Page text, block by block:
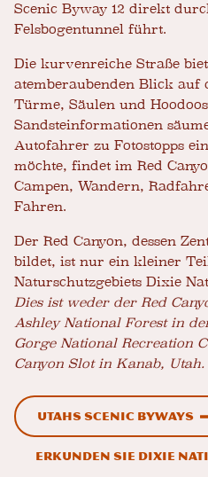
Scenic Byway 12 direkt
Felsbogentunnel führt.
Die kurvenreiche Straße
atemberaubenden Blick auf
Türme, Säulen und
Sandsteinformationen
Autofahrer zu Fotostopps
möchte, findet im Red
Campen, Wandern,
Fahren.
Der Red Canyon, dessen
bildet, ist nur ein kleiner
Naturschutzgebiets Dixie
Dies ist weder der Red
Ashley National Forest in
Gorge National Recreation
Canyon Slot in Kanab, Utah.
Utahs Scenic Byways
Erkunden Sie Dixie